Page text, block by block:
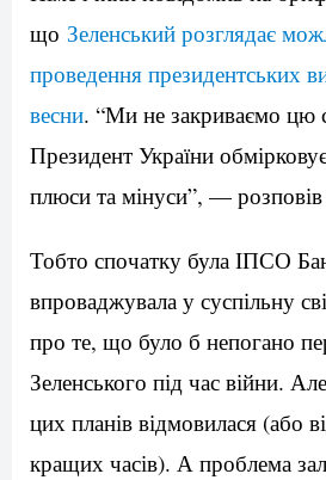
що Зеленський розглядає
проведення президентських
весни. “Ми не закриваємо цю
Президент України
плюси та мінуси”, — розповів
Тобто спочатку була ІПСО
впроваджувала у суспільну
про те, що було б непогано
Зеленського під час війни.
цих планів відмовилася (або
кращих часів). А проблема